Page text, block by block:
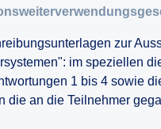
zur
im speziellen
1 bis 4 sowie
die an die Teilnehmer